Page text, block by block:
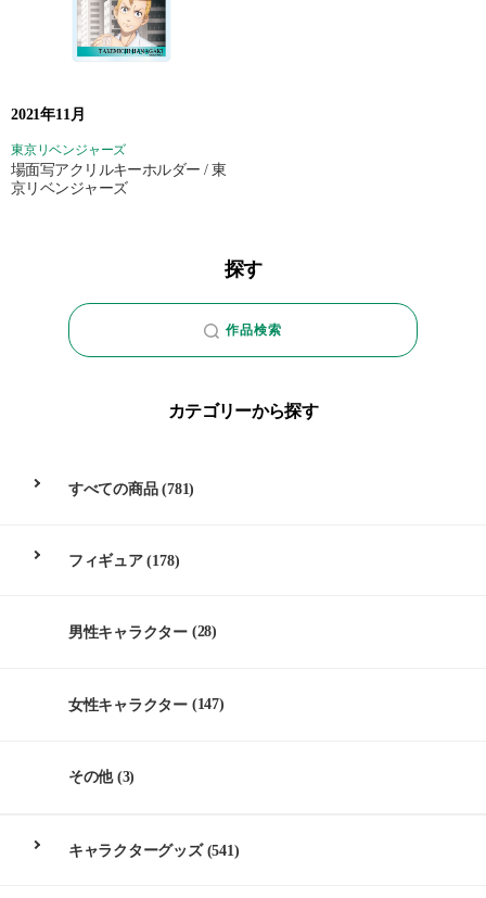
2021年11月
東京リベンジャーズ
場面写アクリルキーホルダー / 東
京リベンジャーズ
探す
作品検索
カテゴリーから探す
すべての商品(781)
フィギュア(178)
男性キャラクター (28)
女性キャラクター (147)
その他(3)
キャラクターグッズ(541)